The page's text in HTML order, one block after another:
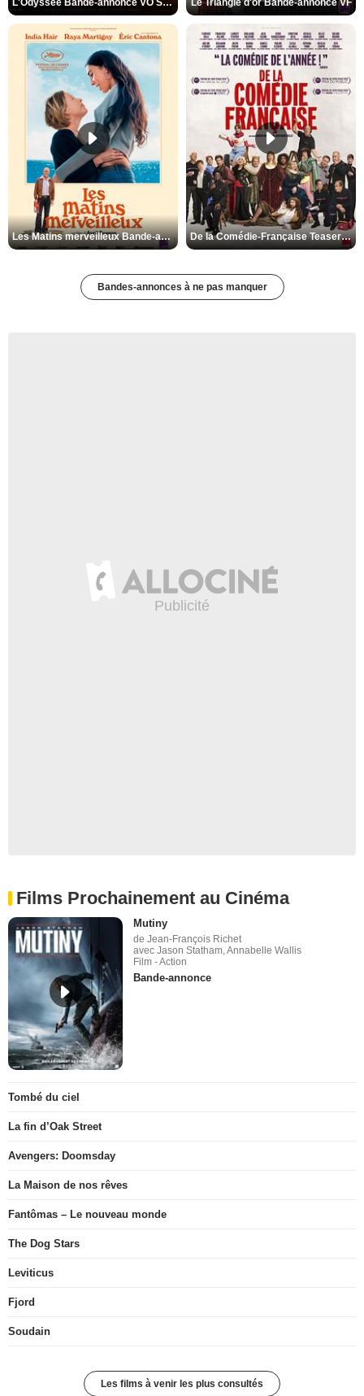
Les Matins merveilleux Bande-annonce VF De la Comédie-Française Teaser VF
Bandes-annonces à ne pas manquer
Films Prochainement au Cinéma
Mutiny
de Jean-François Richet
avec Jason Statham, Annabelle Wallis
Film - Action
Bande-annonce
Tombé du ciel
La fin d’Oak Street
Avengers: Doomsday
La Maison de nos rêves
Fantômas – Le nouveau monde
The Dog Stars
Leviticus
Fjord
Soudain
Les films à venir les plus consultés